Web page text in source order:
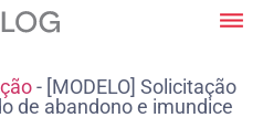
- [MODELO] Solicitação
de abandono e imundice